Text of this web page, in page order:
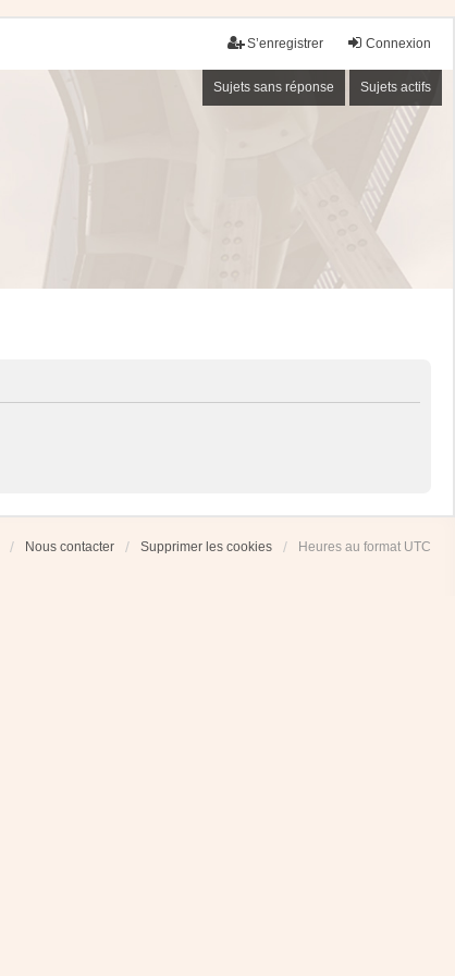
Connexion
S’enregistrer
Sujets sans réponse Sujets actifs
Nous contacter Supprimer les cookies Heures au format UTC